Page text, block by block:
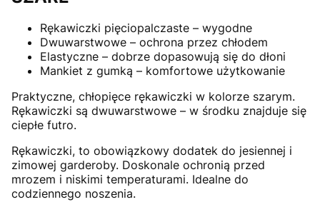
Rękawiczki pięciopalczaste – wygodne
Dwuwarstwowe – ochrona przez chłodem
Elastyczne – dobrze dopasowują się do dłoni
Mankiet z gumką – komfortowe użytkowanie
Praktyczne, chłopięce rękawiczki w kolorze szarym.
Rękawiczki są dwuwarstwowe – w środku znajduje się
ciepłe futro.
Rękawiczki, to obowiązkowy dodatek do jesiennej i
zimowej garderoby. Doskonale ochronią przed
mrozem i niskimi temperaturami. Idealne do
codziennego noszenia.